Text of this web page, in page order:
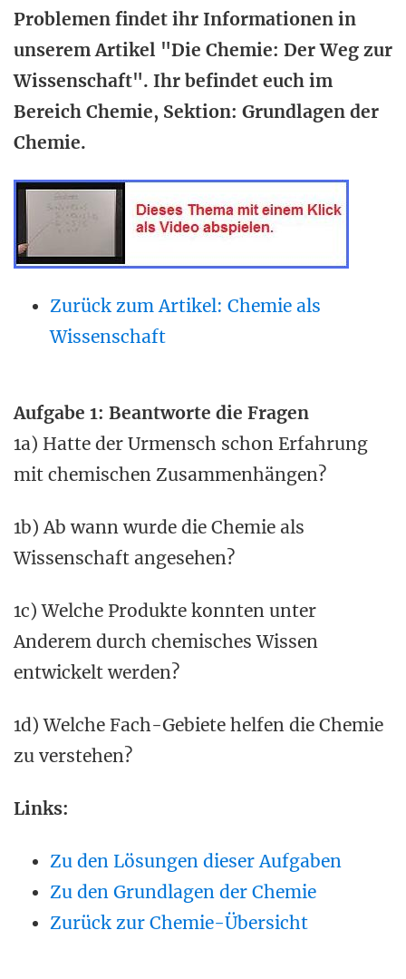
Problemen findet ihr Informationen in
unserem Artikel "Die Chemie: Der Weg zur
Wissenschaft". Ihr befindet euch im
Bereich Chemie, Sektion: Grundlagen der
Chemie.
Zurück zum Artikel: Chemie als
Wissenschaft
Aufgabe 1: Beantworte die Fragen
1a) Hatte der Urmensch schon Erfahrung
mit chemischen Zusammenhängen?
1b) Ab wann wurde die Chemie als
Wissenschaft angesehen?
1c) Welche Produkte konnten unter
Anderem durch chemisches Wissen
entwickelt werden?
1d) Welche Fach-Gebiete helfen die Chemie
zu verstehen?
Links:
Zu den Lösungen dieser Aufgaben
Zu den Grundlagen der Chemie
Zurück zur Chemie-Übersicht